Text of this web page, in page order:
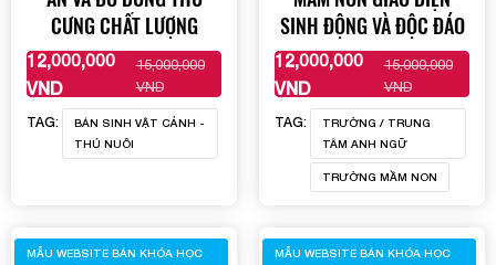
CƯNG CHẤT LƯỢNG
12,000,000
VND
15,000,000
VND
XEM THÊM
TAG:
BÁN SINH VẬT CẢNH -
THÚ NUÔI
SINH ĐỘNG VÀ ĐỘC ĐÁO
12,000,000
VND
15,000,000
VND
XEM THÊM
TAG:
TRƯỜNG / TRUNG
TÂM ANH NGỮ
TRƯỜNG MẦM NON
MẪU WEBSITE BÁN KHÓA HỌC
MẪU WEBSITE BÁN KHÓA HỌC